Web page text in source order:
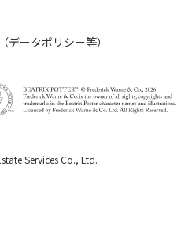
ータポリシー等）
Services Co., Ltd.